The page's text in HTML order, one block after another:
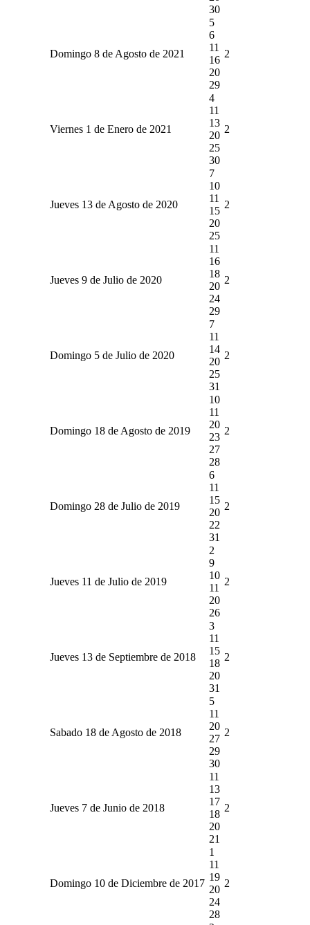
30
Domingo 8 de Agosto de 2021
5
6
11
16
20
29
2
Viernes 1 de Enero de 2021
4
11
13
20
25
30
2
Jueves 13 de Agosto de 2020
7
10
11
15
20
25
2
Jueves 9 de Julio de 2020
11
16
18
20
24
29
2
Domingo 5 de Julio de 2020
7
11
14
20
25
31
2
Domingo 18 de Agosto de 2019
10
11
20
23
27
28
2
Domingo 28 de Julio de 2019
6
11
15
20
22
31
2
Jueves 11 de Julio de 2019
2
9
10
11
20
26
2
Jueves 13 de Septiembre de 2018
3
11
15
18
20
31
2
Sabado 18 de Agosto de 2018
5
11
20
27
29
30
2
Jueves 7 de Junio de 2018
11
13
17
18
20
21
2
Domingo 10 de Diciembre de 2017
1
11
19
20
24
28
2